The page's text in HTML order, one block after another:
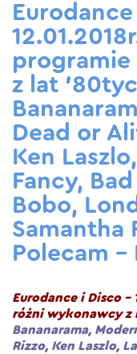
z lat
Dead or
Ken
Fancy,
Bobo,
Samantha
Polecam
Eurodance i Disco
różni wykonawcy z
Bananarama,
Rizzo, Ken Laszlo,